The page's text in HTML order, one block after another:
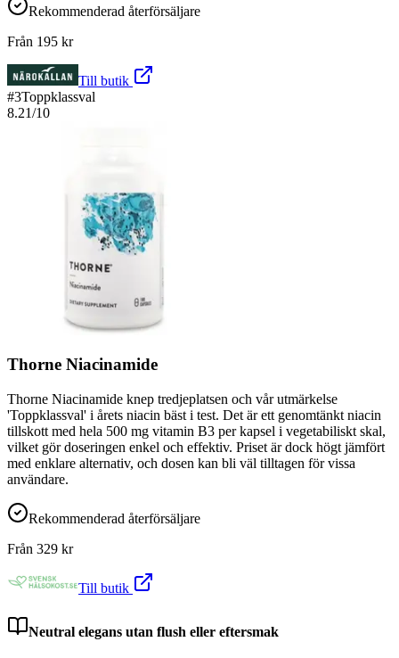
Rekommenderad återförsäljare
Från 195 kr
Till butik
#3Toppklassval
8.21/10
Thorne Niacinamide
Thorne Niacinamide knep tredjeplatsen och vår utmärkelse
'Toppklassval' i årets niacin bäst i test. Det är ett genomtänkt niacin
tillskott med hela 500 mg vitamin B3 per kapsel i vegetabiliskt skal,
vilket gör doseringen enkel och effektiv. Priset är dock högt jämfört
med enklare alternativ, och dosen kan bli väl tilltagen för vissa
användare.
Rekommenderad återförsäljare
Från 329 kr
Till butik
Neutral elegans utan flush eller eftersmak